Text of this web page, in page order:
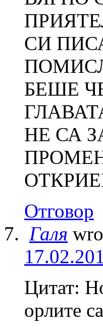
СИ
БЕШЕ
НЕ СА
Отговор
Галя
Цитат:
орлите